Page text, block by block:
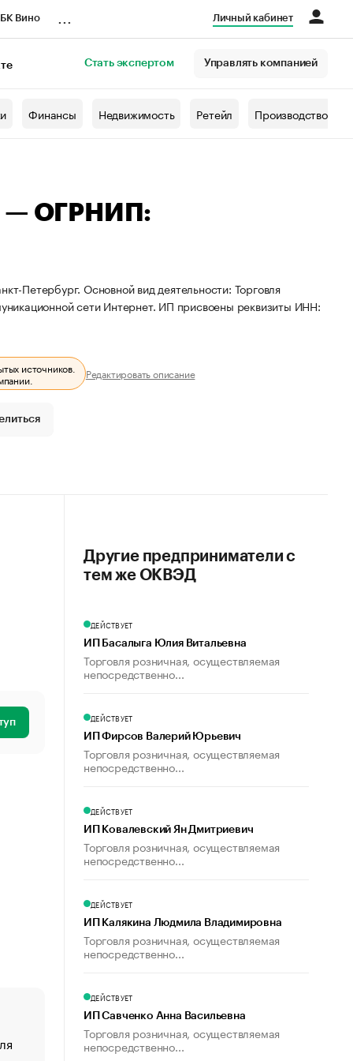
Вино Личный кабинет
Стать экспертом Управлять компанией
Финансы Недвижимость Ретейл Производство
— ОГРНИП:
Петербург. Основной вид деятельности: Торговля
сети Интернет. ИП присвоены реквизиты ИНН:
источников.
Редактировать описание
«От спорта тело стареет иначе». Как живет глава
Другие предприниматели с
тем же ОКВЭД
ДЕЙСТВУЕТ
ИП Басалыга Юлия Витальевна
Торговля розничная, осуществляемая
непосредственно...
ДЕЙСТВУЕТ
ИП Фирсов Валерий Юрьевич
Торговля розничная, осуществляемая
непосредственно...
ДЕЙСТВУЕТ
ИП Ковалевский Ян Дмитриевич
Торговля розничная, осуществляемая
непосредственно...
ДЕЙСТВУЕТ
ИП Калякина Людмила Владимировна
Торговля розничная, осуществляемая
непосредственно...
ДЕЙСТВУЕТ
ИП Савченко Анна Васильевна
Торговля розничная, осуществляемая
непосредственно...